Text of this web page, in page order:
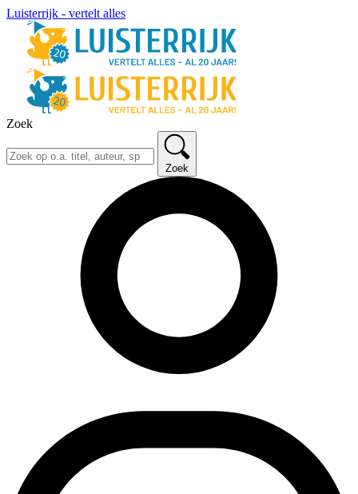
Luisterrijk - vertelt alles
Zoek
Zoek